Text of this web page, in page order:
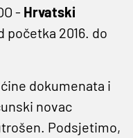
- Hrvatski
početka 2016. do
dokumenata i
novac
Podsjetimo,